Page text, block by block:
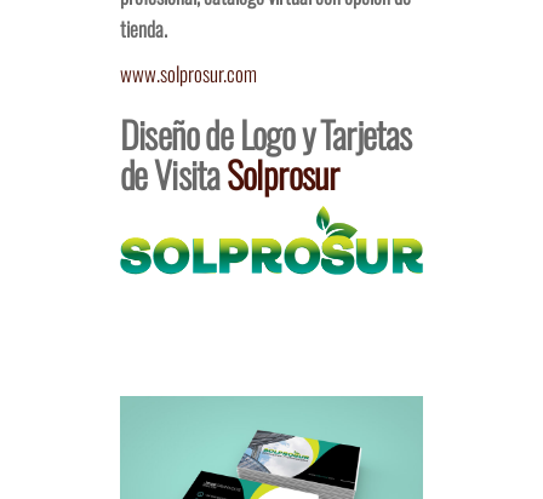
tienda.
www.solprosur.com
Diseño de Logo y Tarjetas
de VisitaSolprosur